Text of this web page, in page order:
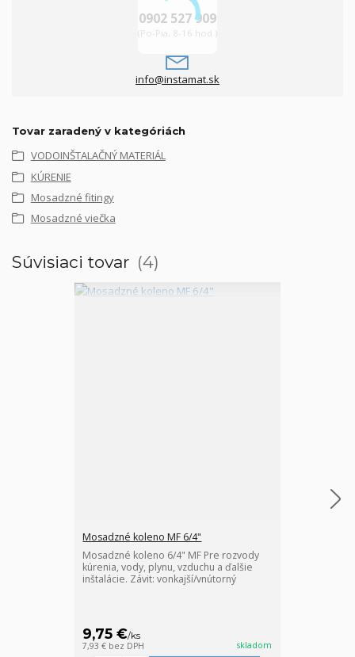
0902 527 909
(Po-Pia, 8-16 hod.)
info@instamat.sk
Tovar zaradený v kategóriách
VODOINŠTALAČNÝ MATERIÁL
KÚRENIE
Mosadzné fitingy
Mosadzné viečka
Súvisiaci tovar 4
Mosadzné koleno MF 6/4"
Mosadzné koleno 6/4" MF Pre rozvody
kúrenia, vody, plynu, vzduchu a ďalšie
inštalácie. Závit: vonkajší/vnútorný
9,75 €/ks
7,93 € bez DPH skladom